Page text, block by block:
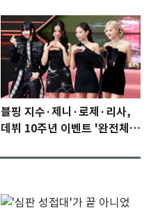
블핑 지수·제니·로제·리사,
데뷔 10주년 이벤트 '완전체'